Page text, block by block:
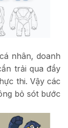
nhân, doanh
trải qua đầy
thi. Vậy các
bỏ sót bước